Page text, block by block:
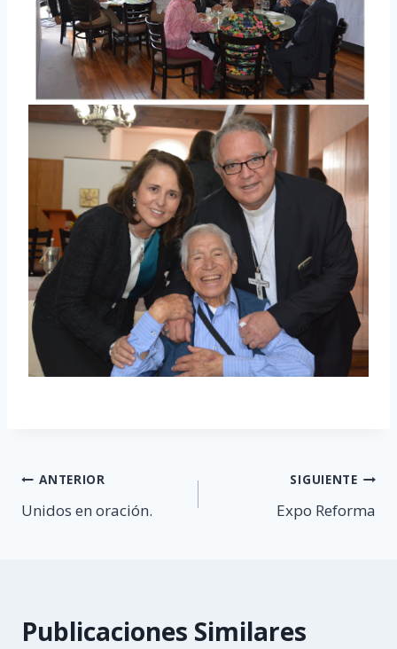
Navegación
de
ANTERIOR
Unidos en oración.
SIGUIENTE
Expo Reforma
Publicaciones Similares